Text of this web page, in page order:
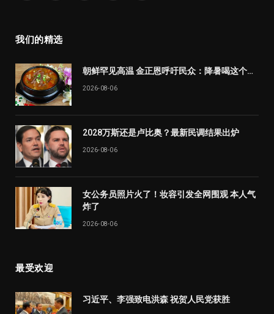
我们的精选
朝鲜罕见高温 金正恩呼吁民众：降暑喝这个…
2026-08-06
2028万斯还是卢比奥？最新民调结果出炉
2026-08-06
女公务员照片火了！妆容引发全网围观 本人气
炸了
2026-08-06
最受欢迎
习近平、李强致电洪森 祝贺人民党获胜